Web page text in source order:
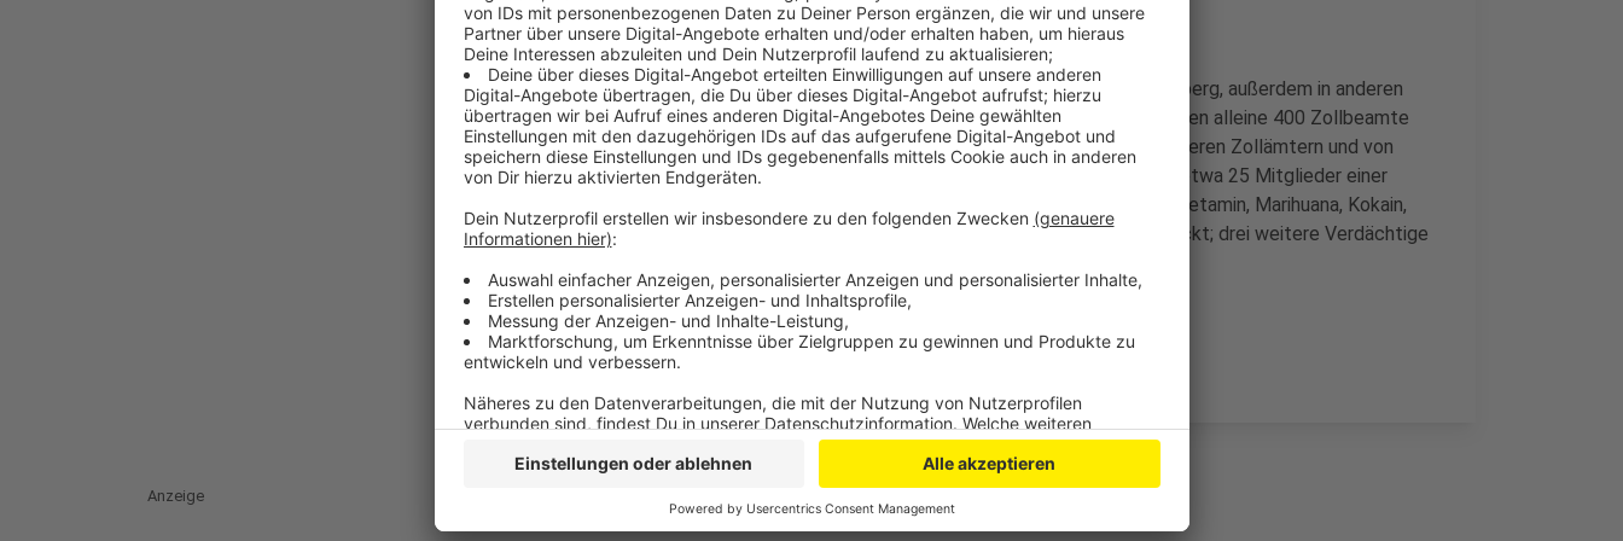
Hier gab es Durchsuchungen in Bonn, Alfter, Bornheim und Wachtberg, außerdem in anderen
NRW-Städten, in Belgien und den Niederlanden. An der Razzia waren alleine 400 Zollbeamte
aus Essen beteiligt. Unterstützt wurden sie von Fahndern aus anderen Zollämtern und von
Spezialkräften der Polizei. Seit 2022 laufen Ermittlungen gegen etwa 25 Mitglieder einer
Bande wegen Drogenschmuggels und -handels. Es geht um Amphetamin, Marihuana, Kokain,
Ketamin und Ecstasy. Sieben Haftbefehle wurden heute vollstreckt; drei weitere Verdächtige
Anzeige
Anzeige